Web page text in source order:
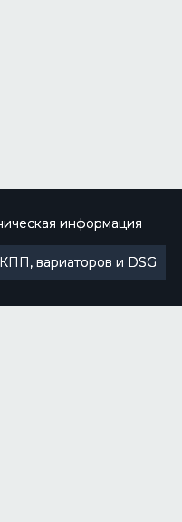
информация
вариаторов и DSG